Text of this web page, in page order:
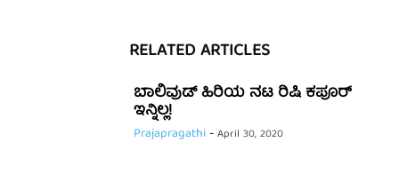
RELATED ARTICLES
ಬಾಲಿವುಡ್ ಹಿರಿಯ ನಟ ರಿಷಿ ಕಪೂರ್
ಇನ್ನಿಲ್ಲ!
Prajapragathi-April 30, 2020